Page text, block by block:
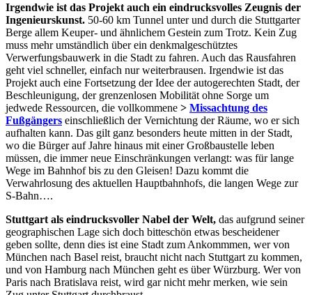
Irgendwie ist das Projekt auch ein eindrucksvolles Zeugnis der
Ingenieurskunst. 50-60 km Tunnel unter und durch die Stuttgarter
Berge allem Keuper- und ähnlichem Gestein zum Trotz. Kein Zug
muss mehr umständlich über ein denkmalgeschütztes
Verwerfungsbauwerk in die Stadt zu fahren. Auch das Rausfahren
geht viel schneller, einfach nur weiterbrausen. Irgendwie ist das
Projekt auch eine Fortsetzung der Idee der autogerechten Stadt, der
Beschleunigung, der grenzenlosen Mobilität ohne Sorge um
jedwede Ressourcen, die vollkommene > Missachtung des
Fußgängers einschließlich der Vernichtung der Räume, wo er sich
aufhalten kann. Das gilt ganz besonders heute mitten in der Stadt,
wo die Bürger auf Jahre hinaus mit einer Großbaustelle leben
müssen, die immer neue Einschränkungen verlangt: was für lange
Wege im Bahnhof bis zu den Gleisen! Dazu kommt die
Verwahrlosung des aktuellen Hauptbahnhofs, die langen Wege zur
S-Bahn….
Stuttgart als eindrucksvoller Nabel der Welt, das aufgrund seiner
geographischen Lage sich doch bitteschön etwas bescheidener
geben sollte, denn dies ist eine Stadt zum Ankommmen, wer von
München nach Basel reist, braucht nicht nach Stuttgart zu kommen,
und von Hamburg nach München geht es über Würzburg. Wer von
Paris nach Bratislava reist, wird gar nicht mehr merken, wie sein